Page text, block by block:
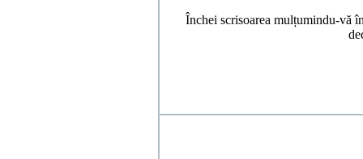
Închei scrisoarea mulțumindu-vă